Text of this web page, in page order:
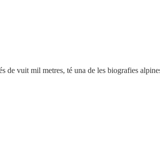
de vuit mil metres, té una de les biografies